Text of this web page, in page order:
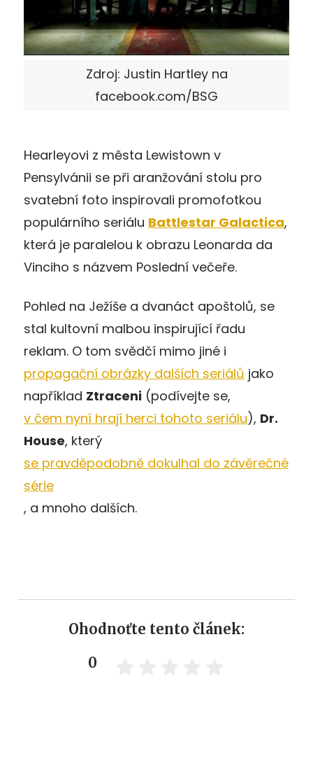
Zdroj: Justin Hartley na
facebook.com/BSG
Hearleyovi z města Lewistown v
Pensylvánii se při aranžování stolu pro
svatební foto inspirovali promofotkou
populárního seriálu Battlestar Galactica,
která je paralelou k obrazu Leonarda da
Vinciho s názvem Poslední večeře.
Pohled na Ježíše a dvanáct apoštolů, se
stal kultovní malbou inspirující řadu
reklam. O tom svědčí mimo jiné i
propagační obrázky dalších seriálů jako
například Ztraceni (podívejte se,
v čem nyní hrají herci tohoto seriálu), Dr.
House, který
se pravděpodobně dokulhal do závěrečné
série
, a mnoho dalších.
Ohodnoťte tento článek:
0